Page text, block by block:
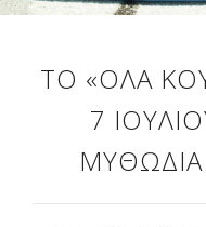
ΤΟ «ΌΛΑ
7